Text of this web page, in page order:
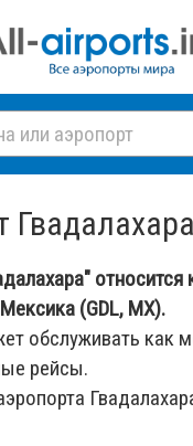
относится
(GDL, MX).
обслуживать как
рейсы.